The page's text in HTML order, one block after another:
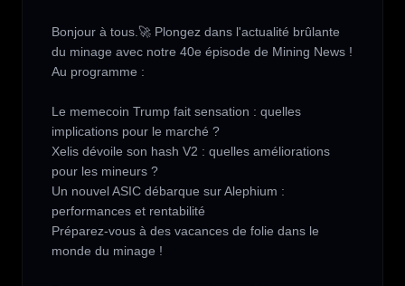
Bonjour à tous.🚀 Plongez dans l'actualité brûlante
du minage avec notre 40e épisode de Mining News !
Au programme :
Le memecoin Trump fait sensation : quelles
implications pour le marché ?
Xelis dévoile son hash V2 : quelles améliorations
pour les mineurs ?
Un nouvel ASIC débarque sur Alephium :
performances et rentabilité
Préparez-vous à des vacances de folie dans le
monde du minage !